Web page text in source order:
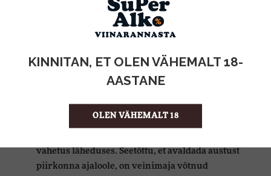
KINNITAN, ET OLEN VÄHEMALT 18-
AASTANE
OLEN VÄHEMALT 18
VEINIMAJA KIRJELDUS
I castelli Romeo & Juliet veinisarja viinamarjade
vahetus läheduses. Seetõttu, et avaldada austust
piirkonna ajaloole, on veinimaja võtnud